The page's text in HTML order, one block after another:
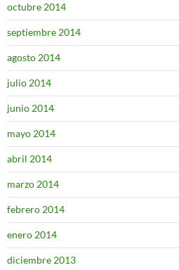
octubre 2014
septiembre 2014
agosto 2014
julio 2014
junio 2014
mayo 2014
abril 2014
marzo 2014
febrero 2014
enero 2014
diciembre 2013